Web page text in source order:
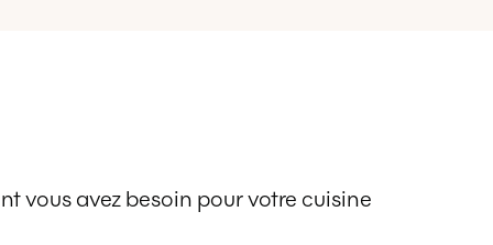
vous avez besoin pour votre cuisine